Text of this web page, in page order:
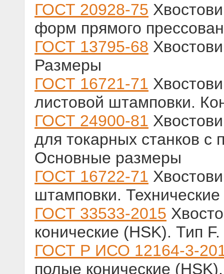
ГОСТ 20928-75
форм прямого
ГОСТ 13795-68
Размеры
ГОСТ 16721-71
листовой штамповки.
ГОСТ 24900-81
для токарных станков
Основные размеры
ГОСТ 16722-71
штамповки.
ГОСТ 33533-2015
конические (HSK). Тип
ГОСТ Р ИСО 12164-3-
полые конические